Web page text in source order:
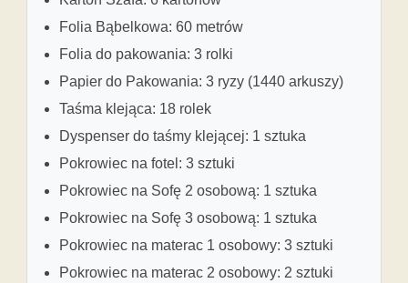
Folia Bąbelkowa: 60 metrów
Folia do pakowania: 3 rolki
Papier do Pakowania: 3 ryzy (1440 arkuszy)
Taśma klejąca: 18 rolek
Dyspenser do taśmy klejącej: 1 sztuka
Pokrowiec na fotel: 3 sztuki
Pokrowiec na Sofę 2 osobową: 1 sztuka
Pokrowiec na Sofę 3 osobową: 1 sztuka
Pokrowiec na materac 1 osobowy: 3 sztuki
Pokrowiec na materac 2 osobowy: 2 sztuki